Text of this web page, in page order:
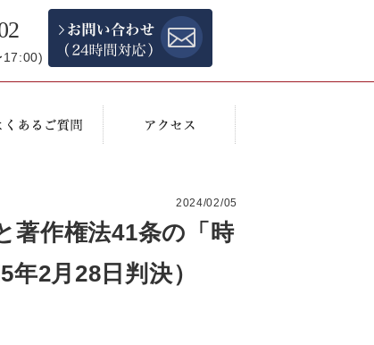
17:00)
2024/02/05
著作権法41条の「時
2月28日判決）